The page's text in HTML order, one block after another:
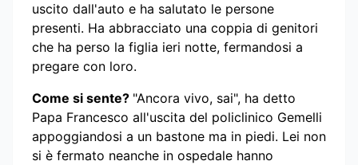
uscito dall'auto e ha salutato le persone
presenti. Ha abbracciato una coppia di genitori
che ha perso la figlia ieri notte, fermandosi a
pregare con loro.
Come si sente? "Ancora vivo, sai", ha detto
Papa Francesco all'uscita del policlinico Gemelli
appoggiandosi a un bastone ma in piedi. Lei non
si è fermato neanche in ospedale hanno